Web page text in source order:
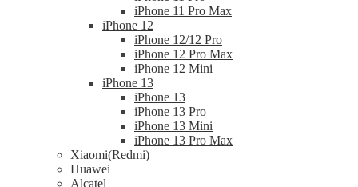
iPhone 11 Pro Max
iPhone 12
iPhone 12/12 Pro
iPhone 12 Pro Max
iPhone 12 Mini
iPhone 13
iPhone 13
iPhone 13 Pro
iPhone 13 Mini
iPhone 13 Pro Max
Xiaomi(Redmi)
Huawei
Alcatel